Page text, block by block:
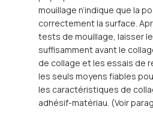
mouillage n’indique que la
correctement la surface.
tests de mouillage, laisser
suffisamment avant le
de collage et les essais de
les seuls moyens fiables
les caractéristiques de
adhésif-matériau. (Voir